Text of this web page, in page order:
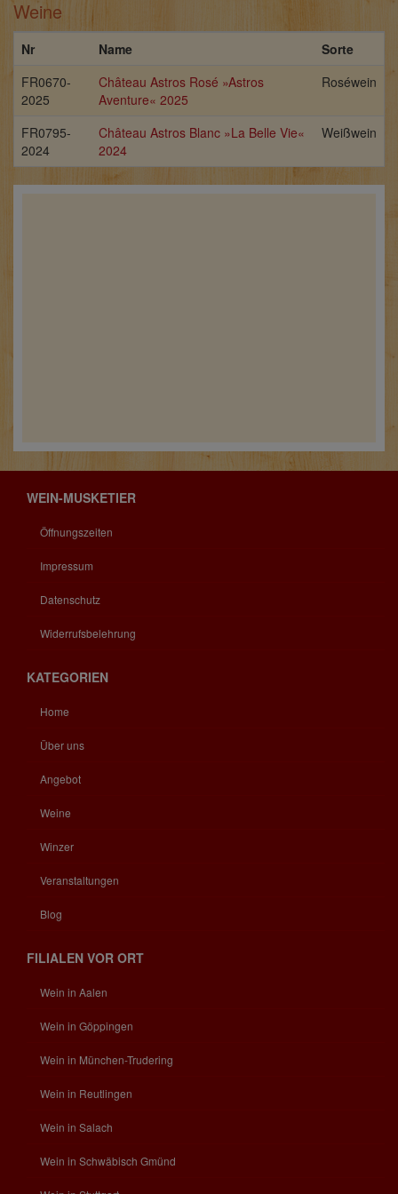
Weine
Nr Name
Sorte
FR0670-
2025
Château Astros Rosé »Astros
Aventure« 2025
Roséwein
FR0795-
2024
Château Astros Blanc »La Belle Vie«
2024
Weißwein
WEIN-MUSKETIER
Öffnungszeiten
Impressum
Datenschutz
Widerrufsbelehrung
KATEGORIEN
Home
Über uns
Angebot
Weine
Winzer
Veranstaltungen
Blog
FILIALEN VOR ORT
Wein in Aalen
Wein in Göppingen
Wein in München-Trudering
Wein in Reutlingen
Wein in Salach
Wein in Schwäbisch Gmünd